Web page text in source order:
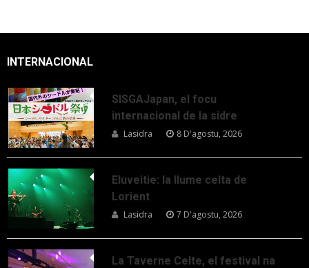
INTERNACIONAL
SISGAJapan, el focu
internacional de la sidre
Lasidra 8 D'agostu, 2026
Eluveitie: la llume celta de
Lorient
Lasidra 7 D'agostu, 2026
La Taverne Celte, el festival na